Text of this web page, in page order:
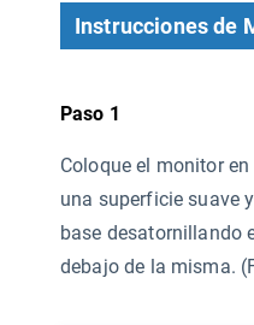
Instrucciones de
Paso 1
Coloque el monitor
una superficie suave
base desatornillando
debajo de la misma.